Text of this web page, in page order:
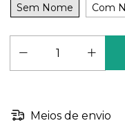
Sem Nome
Com
Meios de envio